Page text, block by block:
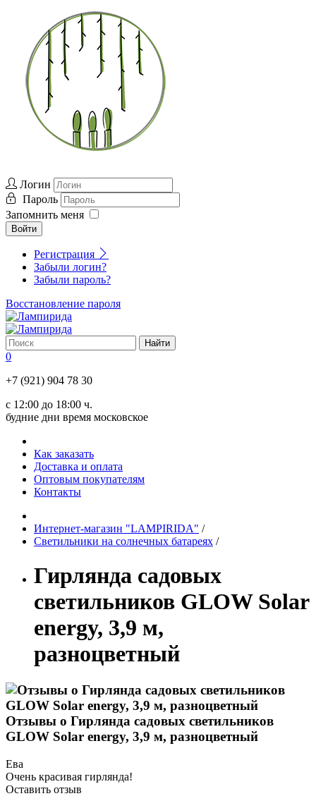
Логин
Пароль
Запомнить меня
Войти
Регистрация
Забыли логин?
Забыли пароль?
Восстановление пароля
0
+7 (921) 904 78 30
с 12:00 до 18:00 ч.
будние дни время московское
Как заказать
Доставка и оплата
Оптовым покупателям
Контакты
Интернет-магазин "LAMPIRIDA" /
Светильники на солнечных батареях /
Гирлянда садовых
светильников GLOW Solar
energy, 3,9 м,
разноцветный
Отзывы о Гирлянда садовых светильников
GLOW Solar energy, 3,9 м, разноцветный
Ева
Очень красивая гирлянда!
Оставить отзыв